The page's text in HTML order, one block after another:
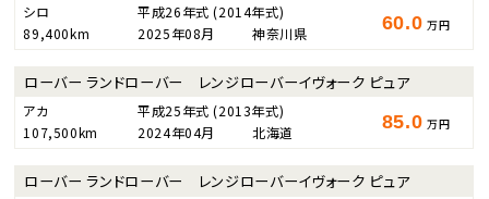
シロ 平成26年式(2014年式)
89,400km
2025年08月 神奈川県 60.0 万円
ローバー ランドローバー レンジローバーイヴォーク ピュア
アカ 平成25年式(2013年式)
107,500km
2024年04月 北海道 85.0 万円
ローバー ランドローバー レンジローバーイヴォーク ピュア